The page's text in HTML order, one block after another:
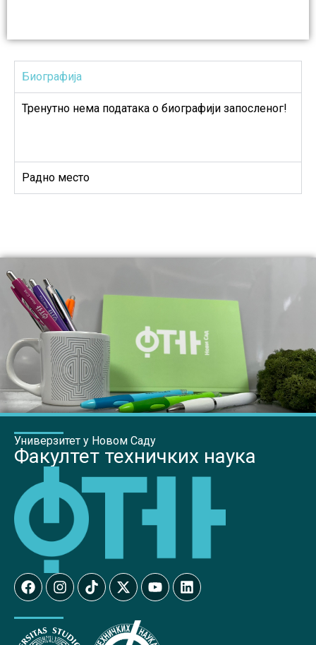
Биографија
Тренутно нема података о биографији запосленог!
Радно место
Универзитет у Новом Саду
Факултет техничких наука